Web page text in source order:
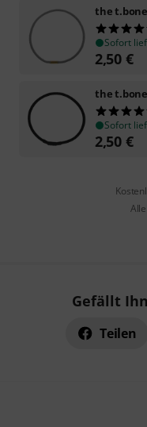
the t.bone
Sofort
2,50 €
the t.bone
Sofort
2,50 €
Gefällt
Teilen